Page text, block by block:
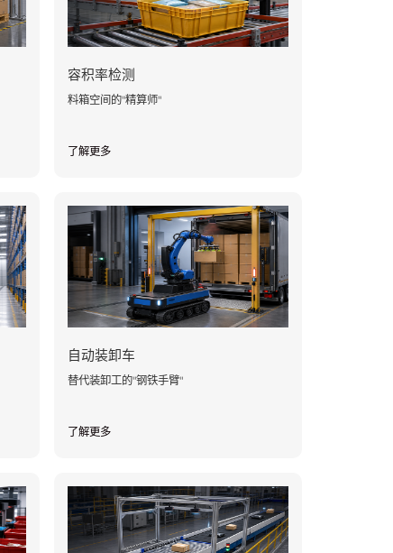
容积率检测
料箱空间的"精算师"
了解更多
自动装卸车
替代装卸工的"钢铁手臂"
了解更多